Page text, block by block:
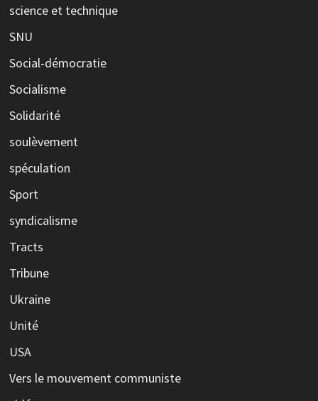
science et technique
SNU
Social-démocratie
Socialisme
Solidarité
soulèvement
spéculation
Sport
syndicalisme
Tracts
Tribune
Ukraine
Unité
USA
Vers le mouvement communiste